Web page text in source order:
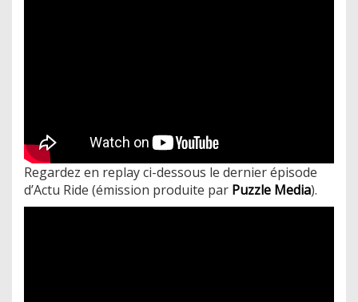
Regardez en replay ci-dessous le dernier épisode
d’Actu Ride (émission produite par Puzzle Media).